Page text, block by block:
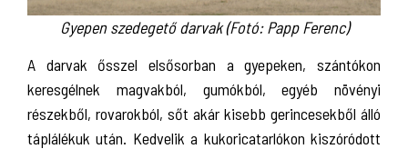
Gyepen szedegető darvak (Fotó: Papp Ferenc)
A darvak ősszel elsősorban a gyepeken, szántókon
keresgélnek magvakból, gumókból, egyéb növényi
részekből, rovarokból, sőt akár kisebb gerincesekből álló
táplálékuk után. Kedvelik a kukoricatarlókon kiszóródott